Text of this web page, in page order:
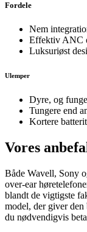
Fordele
Nem
Effektiv ANC
Luksuriøst
Ulemper
Dyre, og
Tungere end
Kortere
Vores
Både Wavell, Sony
over-ear
blandt de vigtigste
model, der giver den
du nødvendigvis